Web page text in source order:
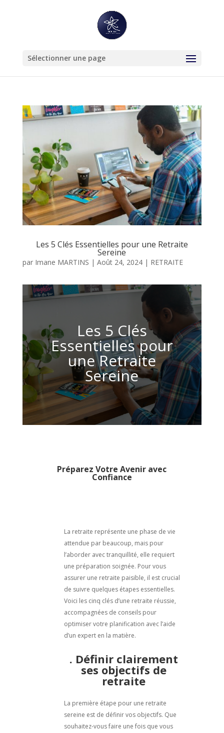
Sélectionner une page
Les 5 Clés Essentielles pour une Retraite
Sereine
par Imane MARTINS | Août 24, 2024| RETRAITE
Les 5 Clés
Essentielles pour
une Retraite
Sereine
Préparez Votre Avenir avec
Confiance
La retraite représente une phase de vie
attendue par beaucoup, mais pour
l’aborder avec tranquillité, elle requiert
une préparation soignée. Pour vous
assurer une retraite paisible, il est crucial
de suivre quelques étapes essentielles.
Voici les cinq clés d’une retraite réussie,
accompagnées de conseils pour
optimiser votre planification avec l’aide
d’un expert en la matière.
. Définir clairement
ses objectifs de
retraite
La première étape pour une retraite
sereine est de définir vos objectifs. Que
souhaitez-vous faire une fois que vous